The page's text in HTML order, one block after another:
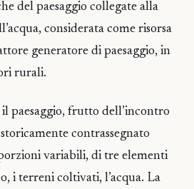
del paesaggio collegate alla
considerata come risorsa
generatore di paesaggio, in
rurali.
paesaggio, frutto dell’incontro
contrassegnato
variabili, di tre elementi
i terreni coltivati, l’acqua. La